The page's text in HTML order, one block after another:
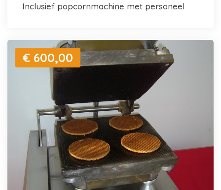
inclusief popcornmachine met personeel
€ 600,00